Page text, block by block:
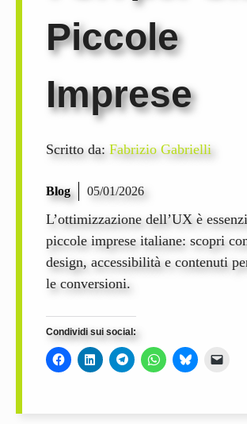
Piccole
Imprese
Scritto da: Fabrizio Gabrielli
Blog 05/01/2026
L’ottimizzazione dell’UX è
piccole imprese italiane: scopri
design, accessibilità e contenuti
le conversioni.
Condividi sui social: